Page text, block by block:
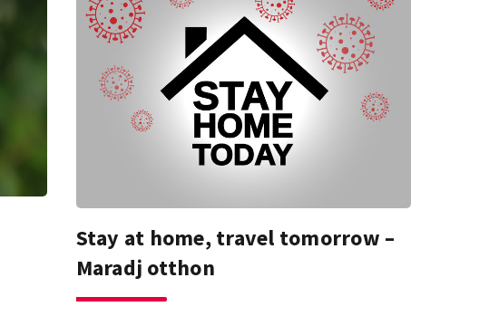
Stay at home, travel tomorrow –
Maradj otthon